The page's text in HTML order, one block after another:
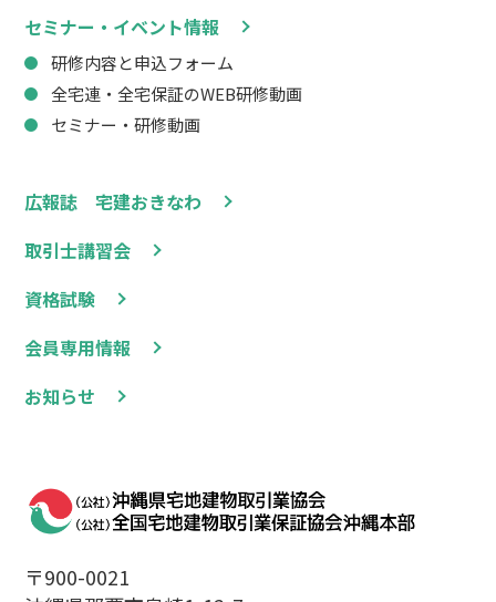
広報誌 宅建おきなわ
取引士講習会
資格試験
会員専用情報
お知らせ
セミナー・イベント情報
研修内容と申込フォーム
全宅連・全宅保証のWEB研修動画
セミナー・研修動画
〒900-0021